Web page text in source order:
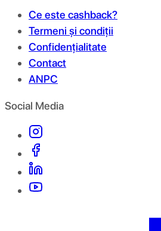
Ce este cashback?
Termeni și condiții
Confidențialitate
Contact
ANPC
Social Media